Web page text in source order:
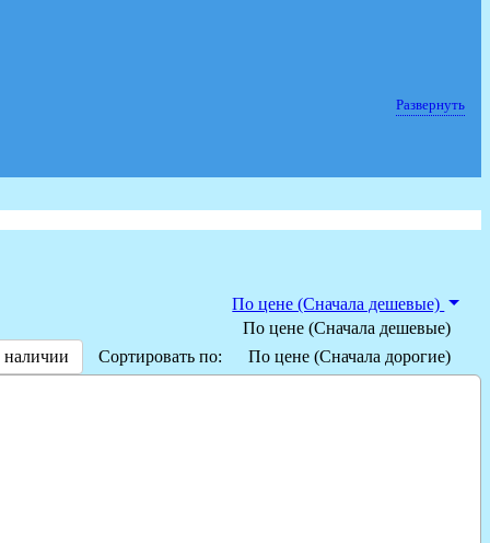
Развернуть
Сортировать по:
По цене (Сначала дешевые)
По цене (Сначала дешевые)
По цене (Сначала дорогие)